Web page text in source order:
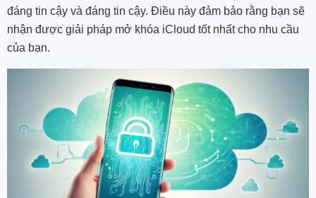
đáng tin cậy và đáng tin cậy. Điều này đảm bảo rằng bạn sẽ
nhận được giải pháp mở khóa iCloud tốt nhất cho nhu cầu
của bạn.